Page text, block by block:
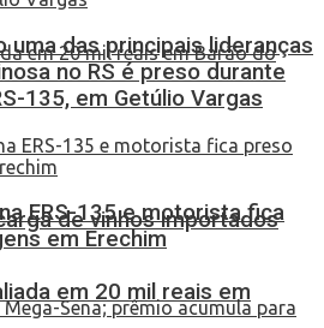
de vinhos importados
em 20 mil reais em
uma das principais lideranças
no RS é preso durante
135, em Getúlio Vargas
ERS-135 e motorista fica
em Erechim